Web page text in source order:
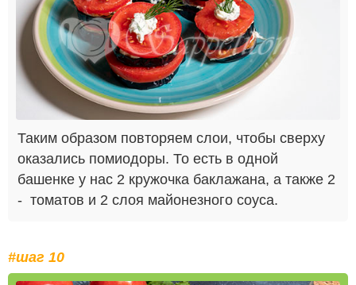
Таким образом повторяем слои, чтобы сверху
оказались помиодоры. То есть в одной
башенке у нас 2 кружочка баклажана, а также 2
- томатов и 2 слоя майонезного соуса.
#шаг 10